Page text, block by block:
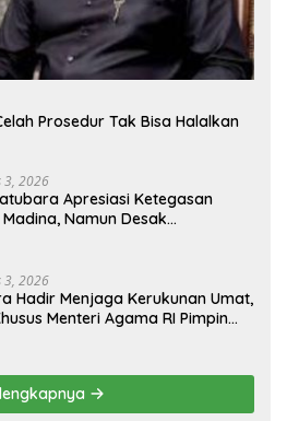
Prosedur Tak Bisa Halalkan
3, 2026
Apresiasi Ketegasan
Namun Desak
Kasus Smart Village
3, 2026
Hadir Menjaga Kerukunan Umat,
Menteri Agama RI Pimpin